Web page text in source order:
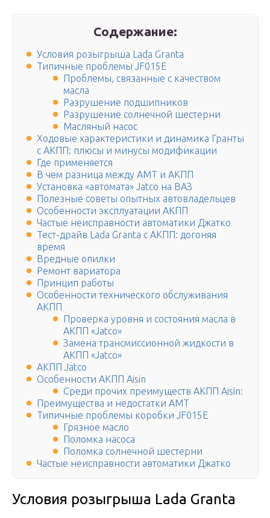
Содержание:
Условия розыгрыша Lada Granta
Типичные проблемы JF015E
Проблемы, связанные с качеством
масла
Разрушение подшипников
Разрушение солнечной шестерни
Масляный насос
Ходовые характеристики и динамика Гранты
с АКПП: плюсы и минусы модификации
Где применяется
В чем разница между АМТ и АКПП
Установка «автомата» Jatco на ВАЗ
Полезные советы опытных автовладельцев
Особенности эксплуатации АКПП
Частые неисправности автоматики Джатко
Тест-драйв Lada Granta с АКПП: догоняя
время
Вредные опилки
Ремонт вариатора
Принцип работы
Особенности технического обслуживания
АКПП
Проверка уровня и состояния масла в
АКПП «Jatco»
Замена трансмиссионной жидкости в
АКПП «Jatco»
АКПП Jatco
Особенности АКПП Aisin
Среди прочих преимуществ АКПП Aisin:
Преимущества и недостатки АМТ
Типичные проблемы коробки JF015E
Грязное масло
Поломка насоса
Поломка солнечной шестерни
Частые неисправности автоматики Джатко
Условия розыгрыша Lada Granta